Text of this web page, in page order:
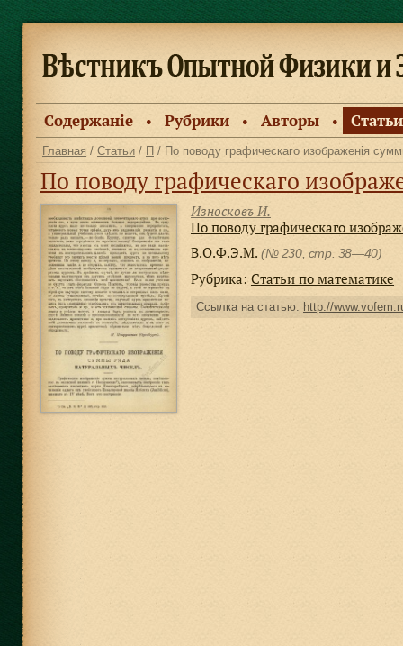
Содержанiе ● Рубрики ● Авторы ● Статьи
Главная / Статьи / П / По поводу графическаго изображенiя
По поводу графическаго
Износковъ И.
По поводу графическаго
В.О.Ф.Э.М. (№ 230, стр. 38—40)
Рубрика: Статьи по математике
Ссылка на статью: http://